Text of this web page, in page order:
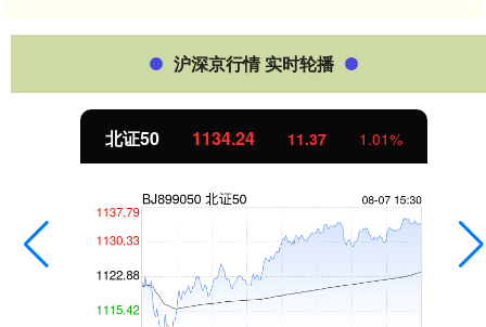
沪深京行情 实时轮播
北证50 1134.24 11.37 1.01%